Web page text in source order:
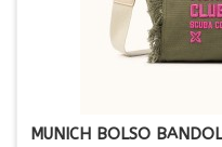
MUNICH BOLSO